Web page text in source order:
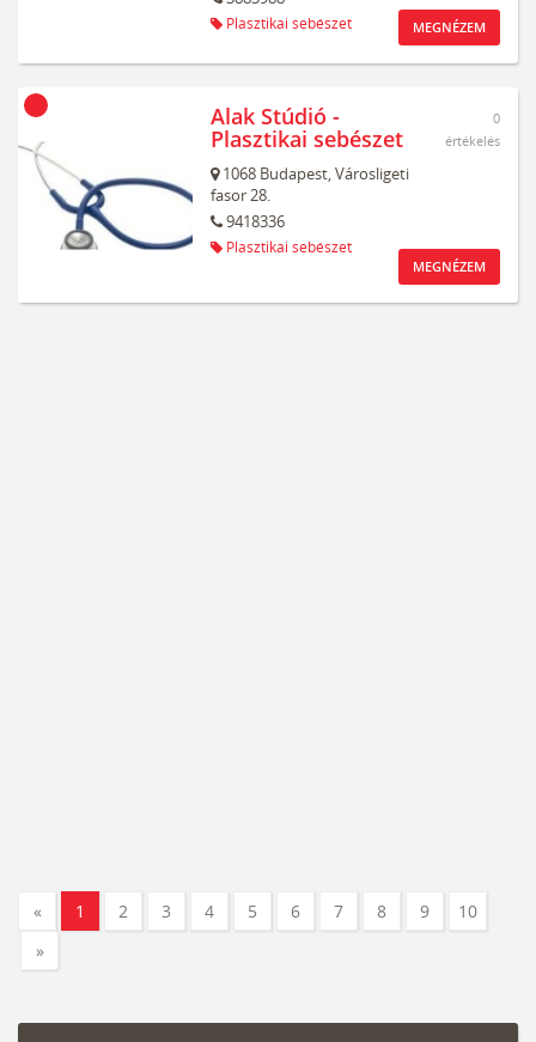
Plasztikai sebészet MEGNÉZEM
Alak Stúdió -
Plasztikai sebészet
1068 Budapest,Városligeti
fasor 28.
9418336
Plasztikai sebészet
0
értékelés
MEGNÉZEM
« 1 2 3 4 5 6 7 8 9
10
»